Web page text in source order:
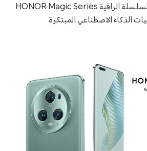
الطرازات الرائدة من السلسلة الراقية HONOR Magic Series
الذكاء الاصطناعي المبتكرة